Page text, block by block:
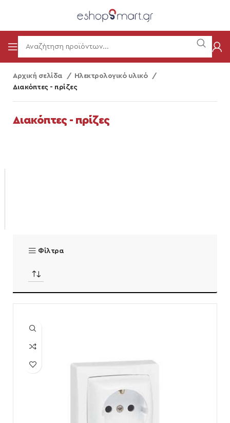
Αρχική σελίδα
Ηλεκτρολογικό υλικό
Διακόπτες - πρίζες
Διακόπτες - πρίζες
Φίλτρα